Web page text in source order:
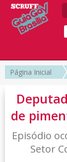
Página Inicial
de
Episódio
Setor